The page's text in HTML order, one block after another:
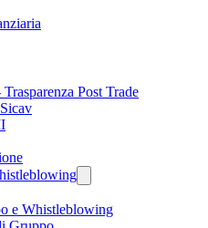
Post Trade
e Whistleblowing